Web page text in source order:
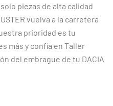
piezas de alta calidad
vuelva a la carretera
prioridad es tu
más y confía en Taller
del embrague de tu DACIA